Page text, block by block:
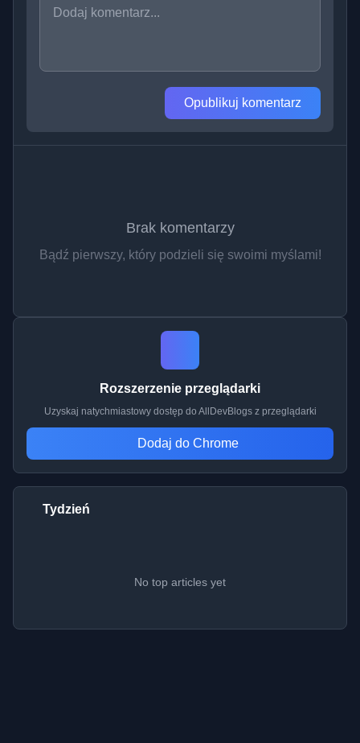
Opublikuj komentarz
Brak komentarzy
Bądź pierwszy, który podzieli się swoimi myślami!
Rozszerzenie przeglądarki
Uzyskaj natychmiastowy dostęp do AllDevBlogs z przeglądarki
Dodaj do Chrome
Tydzień
No top articles yet